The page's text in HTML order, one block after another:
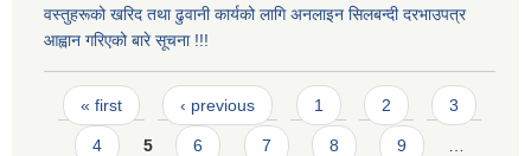
वस्तुहरूको खरिद तथा ढुवानी कार्यको लागि अनलाइन सिलबन्दी दरभाउपत्र
आह्वान गरिएको बारे सूचना !!!
Pages
« first ‹ previous 1 2 3
4 5 6 7 8 9